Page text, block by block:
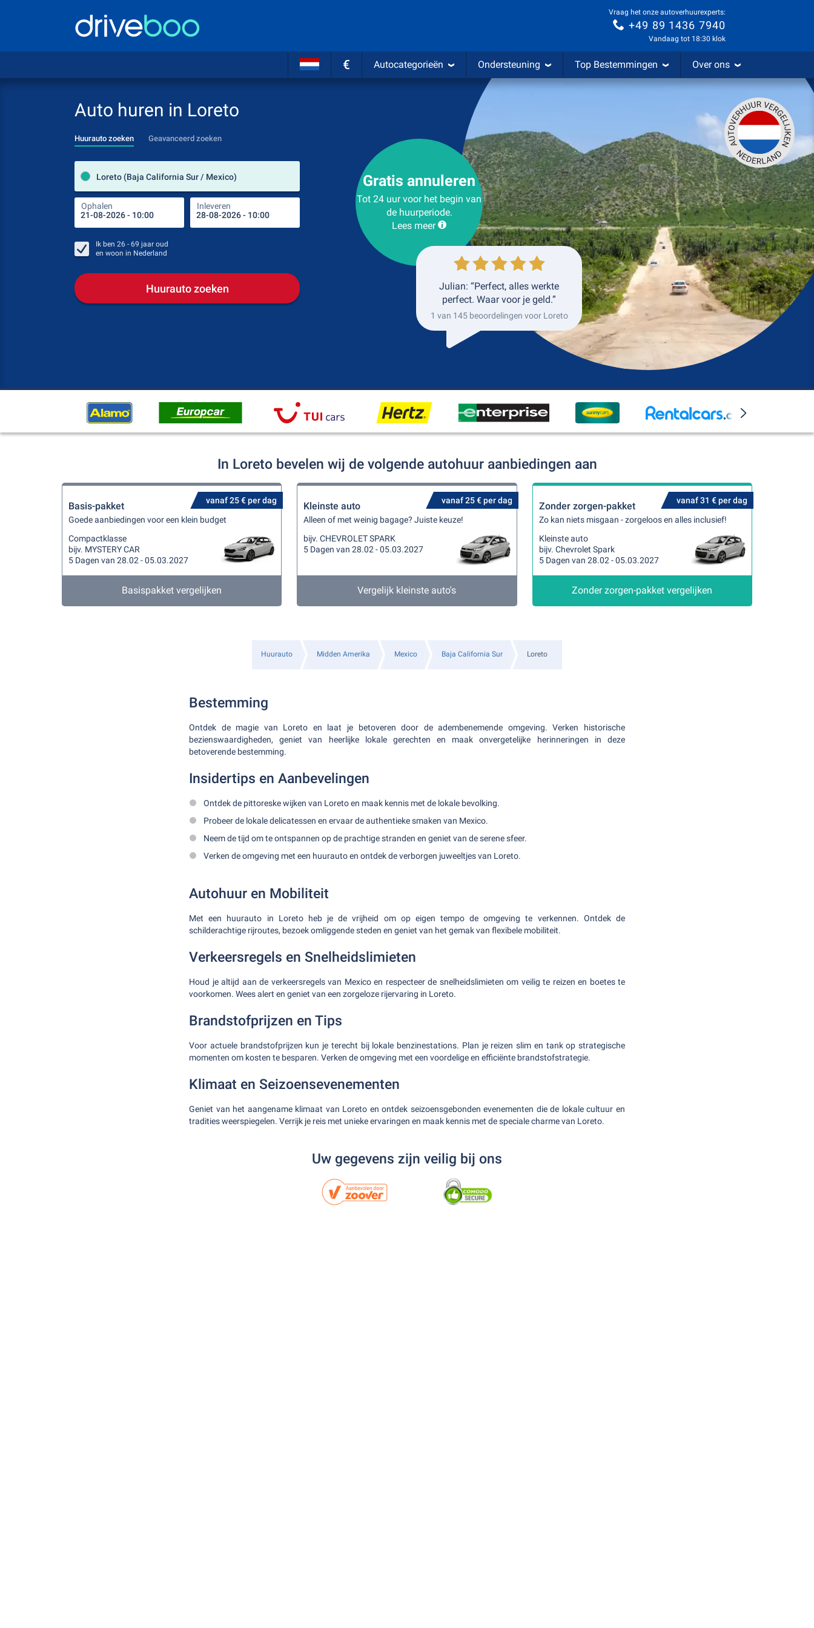
Vraag het onze autoverhuurexperts:
+49 89 1436 7940
Vandaag tot 18:30 klok
€ Autocategorieën Ondersteuning Top Bestemmingen Over ons
Auto huren in Loreto
Huurauto zoeken Geavanceerd zoeken
Loreto (Baja California Sur / Mexico)
Ophalen Inleveren Plaats voor teruggave
Ik ben 26 - 69 jaar oud
en woon in Nederland
Huurauto zoeken
Gratis annuleren
Tot 24 uur voor het begin van
de huurperiode.
Lees meer
Julian: “Perfect, alles werkte
perfect. Waar voor je geld.”
1 van 145 beoordelingen voor Loreto
In Loreto bevelen wij de volgende autohuur aanbiedingen aan
vanaf 25 € per dag
Basis-pakket
Goede aanbiedingen voor een klein budget
Compactklasse
bijv. MYSTERY CAR
5 Dagen van 28.02 - 05.03.2027
Basispakket vergelijken
vanaf 25 € per dag
Kleinste auto
Alleen of met weinig bagage? Juiste keuze!
bijv. CHEVROLET SPARK
5 Dagen van 28.02 - 05.03.2027
Vergelijk kleinste auto's
vanaf 31 € per dag
Zonder zorgen-pakket
Zo kan niets misgaan - zorgeloos en alles inclusief!
Kleinste auto
bijv. Chevrolet Spark
5 Dagen van 28.02 - 05.03.2027
Zonder zorgen-pakket vergelijken
Huurauto Midden Amerika Mexico Baja California Sur Loreto
Bestemming
Ontdek de magie van Loreto en laat je betoveren door de adembenemende omgeving. Verken historische
bezienswaardigheden, geniet van heerlijke lokale gerechten en maak onvergetelijke herinneringen in deze
betoverende bestemming.
Insidertips en Aanbevelingen
Ontdek de pittoreske wijken van Loreto en maak kennis met de lokale bevolking.
Probeer de lokale delicatessen en ervaar de authentieke smaken van Mexico.
Neem de tijd om te ontspannen op de prachtige stranden en geniet van de serene sfeer.
Verken de omgeving met een huurauto en ontdek de verborgen juweeltjes van Loreto.
Autohuur en Mobiliteit
Met een huurauto in Loreto heb je de vrijheid om op eigen tempo de omgeving te verkennen. Ontdek de
schilderachtige rijroutes, bezoek omliggende steden en geniet van het gemak van flexibele mobiliteit.
Verkeersregels en Snelheidslimieten
Houd je altijd aan de verkeersregels van Mexico en respecteer de snelheidslimieten om veilig te reizen en boetes te
voorkomen. Wees alert en geniet van een zorgeloze rijervaring in Loreto.
Brandstofprijzen en Tips
Voor actuele brandstofprijzen kun je terecht bij lokale benzinestations. Plan je reizen slim en tank op strategische
momenten om kosten te besparen. Verken de omgeving met een voordelige en efficiënte brandstofstrategie.
Klimaat en Seizoensevenementen
Geniet van het aangename klimaat van Loreto en ontdek seizoensgebonden evenementen die de lokale cultuur en
tradities weerspiegelen. Verrijk je reis met unieke ervaringen en maak kennis met de speciale charme van Loreto.
Uw gegevens zijn veilig bij ons